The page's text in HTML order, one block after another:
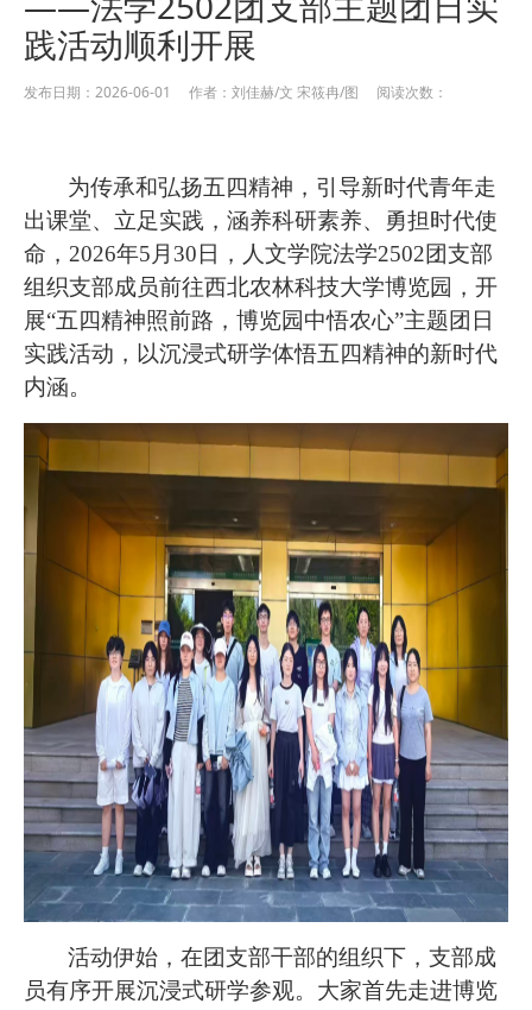
践活动顺利开展
发布日期：2026-06-01 作者：刘佳赫/文 宋筱冉/图 阅读次数：
为传承和弘扬五四精神，引导新时代青年走
出课堂、立足实践，涵养科研素养、勇担时代使
命，2026年5月30日，人文学院法学2502团支部
组织支部成员前往西北农林科技大学博览园，开
展“五四精神照前路，博览园中悟农心”主题团日
实践活动，以沉浸式研学体悟五四精神的新时代
内涵。
活动伊始，在团支部干部的组织下，支部成
员有序开展沉浸式研学参观。大家首先走进博览